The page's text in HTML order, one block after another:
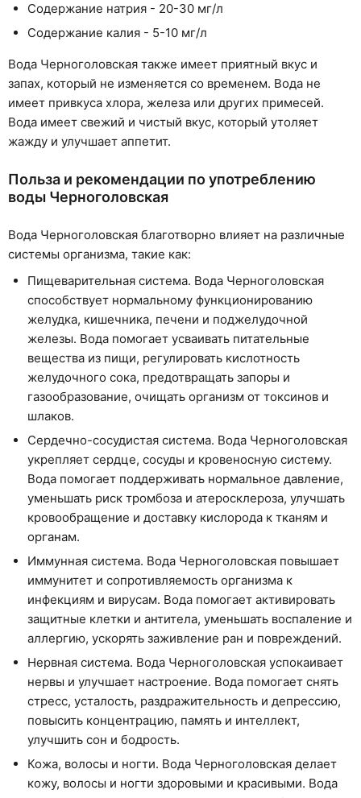
Содержание натрия - 20-30 мг/л
Содержание калия - 5-10 мг/л
Вода Черноголовская также имеет приятный вкус и
запах, который не изменяется со временем. Вода не
имеет привкуса хлора, железа или других примесей.
Вода имеет свежий и чистый вкус, который утоляет
жажду и улучшает аппетит.
Польза и рекомендации по употреблению
воды Черноголовская
Вода Черноголовская благотворно влияет на различные
системы организма, такие как:
Пищеварительная система. Вода Черноголовская
способствует нормальному функционированию
желудка, кишечника, печени и поджелудочной
железы. Вода помогает усваивать питательные
вещества из пищи, регулировать кислотность
желудочного сока, предотвращать запоры и
газообразование, очищать организм от токсинов и
шлаков.
Сердечно-сосудистая система. Вода Черноголовская
укрепляет сердце, сосуды и кровеносную систему.
Вода помогает поддерживать нормальное давление,
уменьшать риск тромбоза и атеросклероза, улучшать
кровообращение и доставку кислорода к тканям и
органам.
Иммунная система. Вода Черноголовская повышает
иммунитет и сопротивляемость организма к
инфекциям и вирусам. Вода помогает активировать
защитные клетки и антитела, уменьшать воспаление и
аллергию, ускорять заживление ран и повреждений.
Нервная система. Вода Черноголовская успокаивает
нервы и улучшает настроение. Вода помогает снять
стресс, усталость, раздражительность и депрессию,
повысить концентрацию, память и интеллект,
улучшить сон и бодрость.
Кожа, волосы и ногти. Вода Черноголовская делает
кожу, волосы и ногти здоровыми и красивыми. Вода